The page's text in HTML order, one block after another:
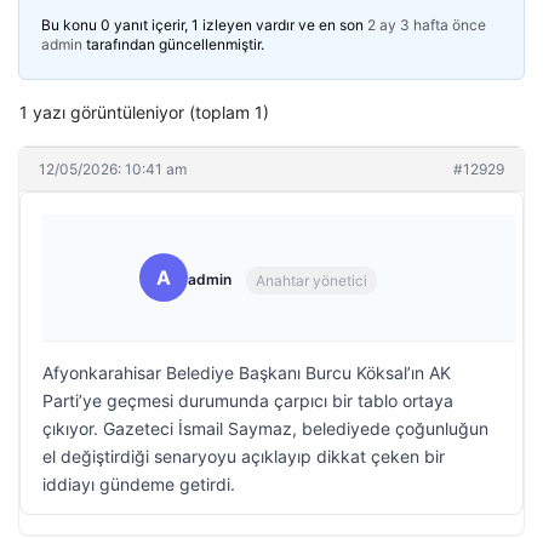
Bu konu 0 yanıt içerir, 1 izleyen vardır ve en son 2 ay 3 hafta önce
admin tarafından güncellenmiştir.
1 yazı görüntüleniyor (toplam 1)
12/05/2026: 10:41 am #12929
A admin Anahtar yönetici
Afyonkarahisar Belediye Başkanı Burcu Köksal’ın AK
Parti’ye geçmesi durumunda çarpıcı bir tablo ortaya
çıkıyor. Gazeteci İsmail Saymaz, belediyede çoğunluğun
el değiştirdiği senaryoyu açıklayıp dikkat çeken bir
iddiayı gündeme getirdi.